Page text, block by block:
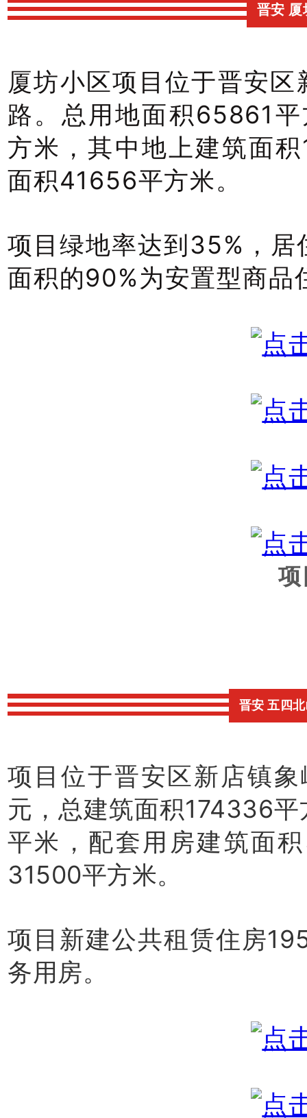
晋安 厦
厦坊小区项目位于晋安
路。总用地面积65861
方米，其中地上建筑面
面积41656平方米。
项目绿地率达到35%，居
面积的90%为安置型商品
项
晋安 五四
项目位于晋安区新店镇
元，总建筑面积174336
平米，配套用房建筑面
31500平方米。
项目新建公共租赁住房
务用房。